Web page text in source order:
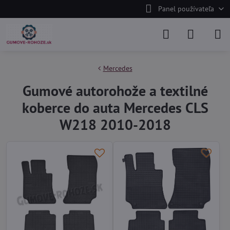
Panel používateľa
Mercedes
Gumové autorohože a textilné
koberce do auta Mercedes CLS
W218 2010-2018